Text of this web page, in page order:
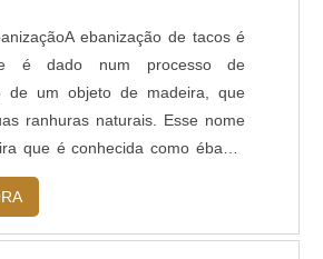
ebanização de tacos é
é dado num processo de
de um objeto de madeira, que
ranhuras naturais. Esse nome
que é conhecida como ébano,
da África. Essa árvore possui
bem escura, quase preta. A
considerada uma excelente